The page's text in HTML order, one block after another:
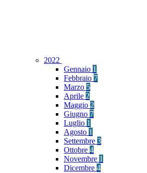
2022
Gennaio 1
Febbraio 7
Marzo 5
Aprile 2
Maggio 2
Giugno 7
Luglio 1
Agosto 1
Settembre 3
Ottobre 4
Novembre 1
Dicembre 4